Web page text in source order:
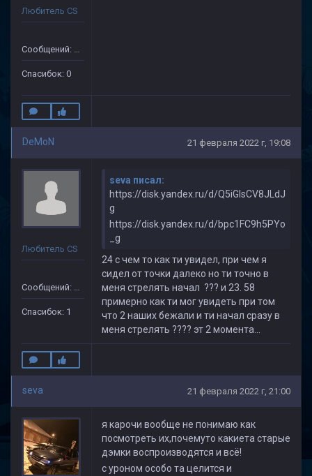
Любитель CS
Сообщений: 49
Спасибок: 0
DeMoN 21 февраля 2022 г, 19:08
Любитель CS
Сообщений: 24
Спасибок: 1
seva писал:
https://disk.yandex.ru/d/Q5iGlsCV8JLdJ
g
https://disk.yandex.ru/d/bpc1FC9h5PYo
_g
24 с чем то как ти увидел, при чем я
сидел от точки далеко но ти точно в
меня стрелять начал ??? и 23. 58
примерно как ти мог увидеть при том
что 2 наших бежали и ти начал сразу в
меня стрелять ???? эт 2 момента...
seva 21 февраля 2022 г, 21:00
я карочи вообще не понимаю как
посмотреть их,почемуто какиета старые
дэмки воспроизводятся и всё!
с уроном особо та целится и